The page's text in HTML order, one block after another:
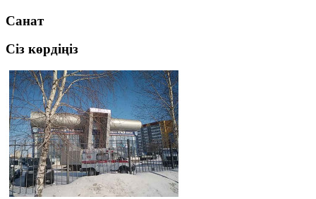
Санат
Сіз көрдіңіз